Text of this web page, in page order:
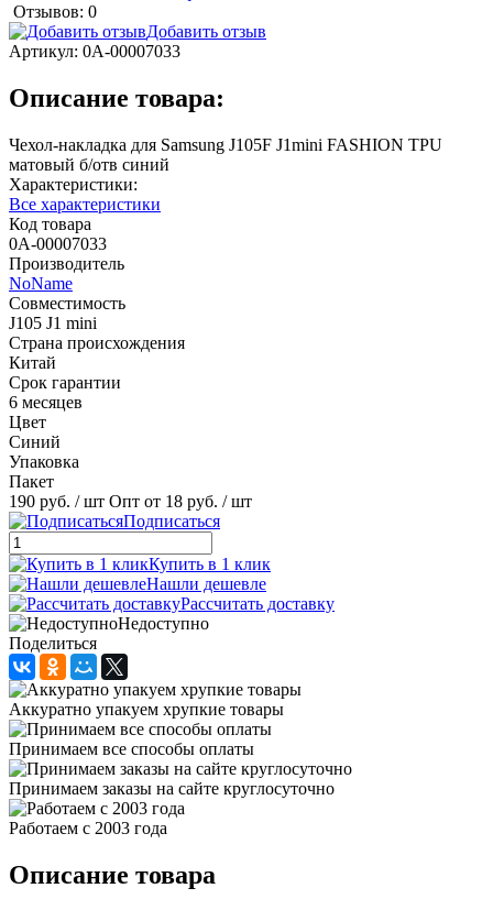
Отзывов: 0
Добавить отзыв
Артикул: 0А-00007033
Описание товара:
Чехол-накладка для Samsung J105F J1mini FASHION TPU
матовый б/отв синий
Характеристики:
Все характеристики
Код товара
0А-00007033
Производитель
NoName
Совместимость
J105 J1 mini
Страна происхождения
Китай
Срок гарантии
6 месяцев
Цвет
Синий
Упаковка
Пакет
190 руб. / шт Опт от 18 руб. / шт
Подписаться
Купить в 1 клик
Нашли дешевле
Рассчитать доставку
Недоступно
Поделиться
Аккуратно упакуем хрупкие товары
Принимаем все способы оплаты
Принимаем заказы на сайте круглосуточно
Работаем с 2003 года
Описание товара